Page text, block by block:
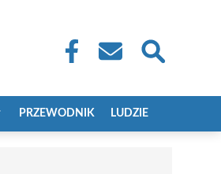
PRZEWODNIK LUDZIE